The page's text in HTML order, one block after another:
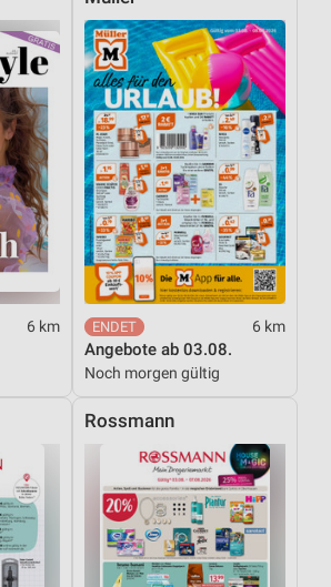
6 km 6 km
Angebote ab 03.08.
Noch morgen gültig
Rossmann